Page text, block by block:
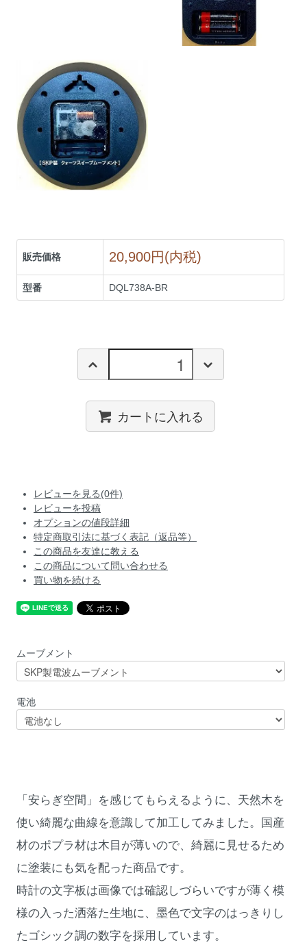
販売価格 20,900円(内税)
型番 DQL738A-BR
カートに入れる
レビューを見る(0件)
レビューを投稿
オプションの値段詳細
特定商取引法に基づく表記（返品等）
この商品を友達に教える
この商品について問い合わせる
買い物を続ける
ムーブメント
電池
「安らぎ空間」を感じてもらえるように、天然木を
使い綺麗な曲線を意識して加工してみました。国産
材のポプラ材は木目が薄いので、綺麗に見せるため
に塗装にも気を配った商品です。
時計の文字板は画像では確認しづらいですが薄く模
様の入った洒落た生地に、墨色で文字のはっきりし
たゴシック調の数字を採用しています。